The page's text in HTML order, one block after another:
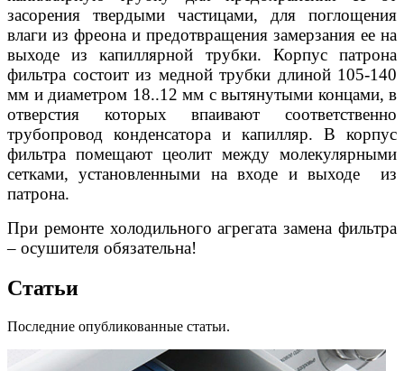
засорения твердыми частицами, для поглощения
влаги из фреона и предотвращения замерзания ее на
выходе из капиллярной трубки. Корпус патрона
фильтра состоит из медной трубки длиной 105-140
мм и диаметром 18..12 мм с вытянутыми концами, в
отверстия которых впаивают соответственно
трубопровод конденсатора и капилляр. В корпус
фильтра помещают цеолит между молекулярными
сетками, установленными на входе и выходе из
патрона.
При ремонте холодильного агрегата замена фильтра
– осушителя обязательна!
Статьи
Последние опубликованные статьи.